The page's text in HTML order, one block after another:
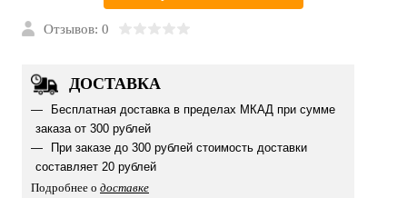
Отзывов: 0
ДОСТАВКА
Бесплатная доставка в пределах МКАД при сумме
заказа от 300 рублей
При заказе до 300 рублей стоимость доставки
составляет 20 рублей
Подробнее о доставке